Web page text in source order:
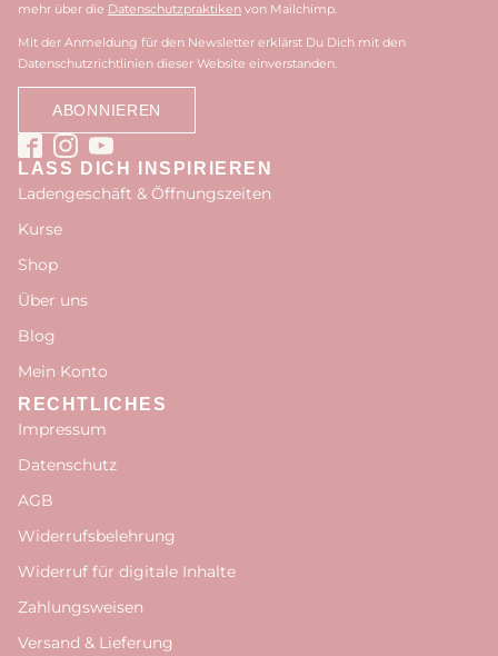
mehr über die Datenschutzpraktiken von Mailchimp.
Mit der Anmeldung für den Newsletter erklärst Du Dich mit den
Datenschutzrichtlinien dieser Website einverstanden.
LASS DICH INSPIRIEREN
Ladengeschäft & Öffnungszeiten
Kurse
Shop
Über uns
Blog
Mein Konto
RECHTLICHES
Impressum
Datenschutz
AGB
Widerrufsbelehrung
Widerruf für digitale Inhalte
Zahlungsweisen
Versand & Lieferung